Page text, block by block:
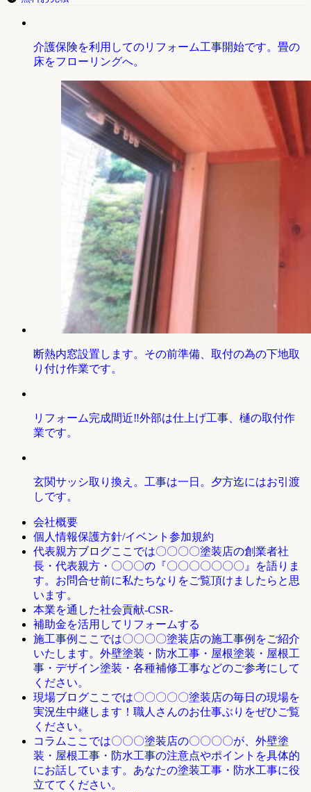
介護保険を利用してのリフォーム工事開始です。畳の
床をフローリングへ。
断熱内窓設置します。その前準備、取付の為の下地取
り付け作業です。
リフォーム完成間近‼外部は仕上げ工事、樋の取付作
業です。
玄関サッシ取り換え。工事は一日。夕方迄にはお引渡
しです。
会社概要
個人情報保護方針/イベント参加規約
代表親方ブログここでは〇〇〇〇塗装店の創業者社
長・代表親方・〇〇〇の『〇〇〇〇〇〇〇』を語りま
す。お問合せ前に私たちなりをご覧頂けましたらと思
います。
本業を通した社会貢献-CSR-
補助金を活用してリフォームする
施工事例 ここでは〇〇〇〇塗装店の施工事例をご紹介
いたします。外壁塗装・防水工事・屋根塗装・屋根工
事・デザイン塗装・各種補修工事などのご参考にして
ください。
現場ブログここでは〇〇〇〇〇塗装店の毎日の現場を
実況生中継します！職人さんのお仕事ぶりをぜひご覧
ください。
コラム ここでは〇〇〇塗装店の〇〇〇〇が、外壁塗
装・屋根工事・防水工事の注意点やポイントを具体的
にお話しています。あなたの塗装工事・防水工事に役
立ててください。